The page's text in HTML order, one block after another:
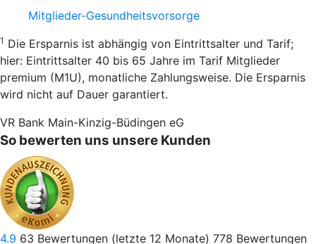
Mitglieder-Gesundheitsvorsorge
1 Die Ersparnis ist abhängig von Eintrittsalter und Tarif;
hier: Eintrittsalter 40 bis 65 Jahre im Tarif Mitglieder
premium (M1U), monatliche Zahlungsweise. Die Ersparnis
wird nicht auf Dauer garantiert.
VR Bank Main-Kinzig-Büdingen eG
So bewerten uns unsere Kunden
4.9 63 Bewertungen (letzte 12 Monate) 778 Bewertungen